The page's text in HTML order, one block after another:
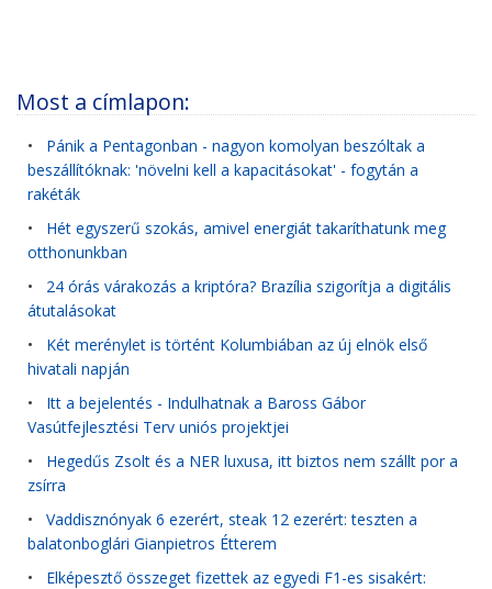
Most a címlapon:
• Pánik a Pentagonban - nagyon komolyan beszóltak a
beszállítóknak: 'növelni kell a kapacitásokat' - fogytán a
rakéták
• Hét egyszerű szokás, amivel energiát takaríthatunk meg
otthonunkban
• 24 órás várakozás a kriptóra? Brazília szigorítja a digitális
átutalásokat
• Két merénylet is történt Kolumbiában az új elnök első
hivatali napján
• Itt a bejelentés - Indulhatnak a Baross Gábor
Vasútfejlesztési Terv uniós projektjei
• Hegedűs Zsolt és a NER luxusa, itt biztos nem szállt por a
zsírra
• Vaddisznónyak 6 ezerért, steak 12 ezerért: teszten a
balatonboglári Gianpietros Étterem
• Elképesztő összeget fizettek az egyedi F1-es sisakért: